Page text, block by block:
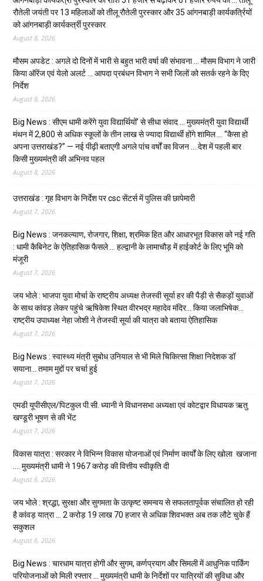
रौतेली जयंती पर 13 महिलाओं को तीलू रौतेली पुरस्कार और 35 आंगनबाड़ी कार्यकर्त्रियों
को आंगनबाड़ी कार्यकर्त्री पुरस्कार
August 8, 2026
मौसम अपडेट : अगले दो दिनों में भारी से बहुत भारी वर्षा की संभावना … मौसम विभाग ने जारी
किया ऑरेंज एवं येलो अलर्ट … आपदा प्रबंधन विभाग ने सभी जिलों को सतर्क रहने के दिए
निर्देश
August 8, 2026
Big News : सीएम धामी करेंगे युवा विद्यार्थियों’ से सीधा संवाद … मुख्यमंत्री युवा विद्यार्थी
मंथन में 2,800 से अधिक स्कूलों के तीन लाख से ज्यादा विद्यार्थी होंगे शामिल … “कैसा हो
अपना उत्तराखंड?” — नई पीढ़ी बताएगी अगले पांच वर्षों का विजन … देश में पहली बार
किसी मुख्यमंत्री की अभिनव पहल
August 8, 2026
उत्तराखंड : गृह विभाग के निर्देश पर csc सेंटर्स में पुलिस की छापेमारी
August 7, 2026
Big News : जनकल्याण, रोजगार, शिक्षा, श्रमिक हित और आधारभूत विकास को नई गति
: धामी कैबिनेट के ऐतिहासिक फैसले … हल्द्वानी के लामाचौड़ में हाईकोर्ट के लिए भूमि को
मंजूरी
August 7, 2026
जय भोले : भाजपा युवा मोर्चा के राष्ट्रीय अध्यक्ष तेजस्वी सूर्या हर की पैड़ी से सैकड़ों युवाओं
के साथ कांवड़ लेकर पहुंचे ऋषिकेश स्थित वीरभद्र महादेव मंदिर… किया जलाभिषेक…
राष्ट्रीय उपाध्यक्ष नेहा जोशी ने तेजस्वी सूर्या की यात्रा को बताया ऐतिहासिक
August 7, 2026
Big News : स्वास्थ्य मंत्री सुबोध उनियाल से भी मिले चिकित्सा शिक्षा निदेशक डॉ
सयाना… तमाम मुद्दों पर चर्चा हुई
August 7, 2026
एमडी यूपीसीएल/पिटकुल पी.सी. ध्यानी ने विधानसभा अध्यक्षा एवं कोटद्वार विधायक ऋतु
खण्डूरी भूषण से की भेंट
August 7, 2026
विकास यात्रा : सरकार ने विभिन्न विकास योजनाओं एवं निर्माण कार्यों के लिए खोला खजाना
…. मुख्यमंत्री धामी ने ₹1967 करोड़ की वित्तीय स्वीकृति दी
August 6, 2026
जय भोले : श्रद्धा, सुरक्षा और सुगमता के उत्कृष्ट समन्वय से सफलतापूर्वक संचालित हो रही
है कांवड़ यात्रा … 2 करोड़ 19 लाख 70 हजार से अधिक शिवभक्त अब तक लौटे चुके हैं
सकुशल
August 6, 2026
Big News : चारधाम यात्रा होगी और सुगम, कर्णप्रयाग और सिमली में आधुनिक पार्किंग
परियोजनाओं को मिली रफ्तार … मुख्यमंत्री धामी के निर्देशों पर यात्रियों की सुविधा और